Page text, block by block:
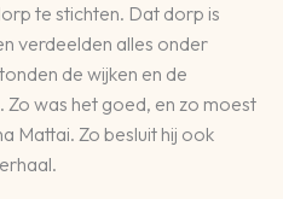
te stichten. Dat dorp is
verdeelden alles onder
de wijken en de
was het goed, en zo moest
Mattai. Zo besluit hij ook